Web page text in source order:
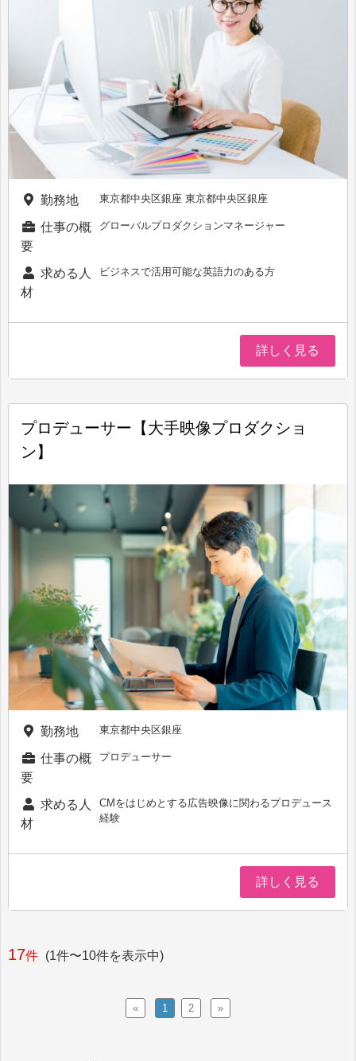
勤務地 東京都中央区銀座 東京都中央区銀座
仕事の概
要
グローバルプロダクションマネージャー
求める人
材
ビジネスで活用可能な英語力のある方
詳しく見る
プロデューサー【大手映像プロダクショ
ン】
勤務地 東京都中央区銀座
仕事の概
要
プロデューサー
求める人
材
CMをはじめとする広告映像に関わるプロデュース
経験
詳しく見る
17件 (1件〜10件を表示中)
« 1 2 »